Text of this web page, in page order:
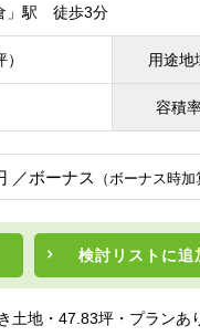
」駅 徒歩3分
用途地
容積
ボーナス （ボーナス時加
検討リスト に追
土地・47.83坪・プランあ